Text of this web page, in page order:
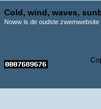
Cold, wind, waves,
Noww is de oudste